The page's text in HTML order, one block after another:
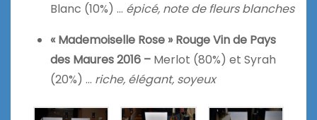
Blanc (10%) … épicé, note de fleurs blanches
« Mademoiselle Rose » Rouge Vin de Pays
des Maures 2016 – Merlot (80%) et Syrah
(20%) … riche, élégant, soyeux